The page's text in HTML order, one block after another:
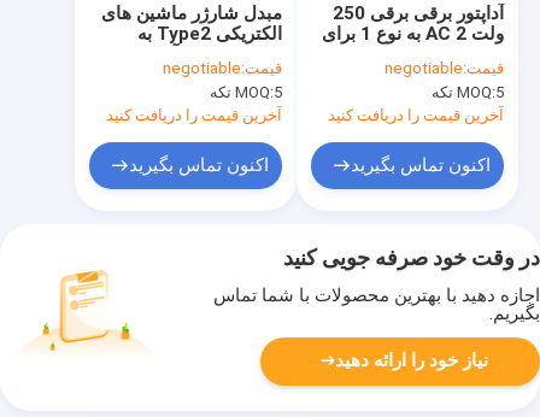
مبدل شارژر ماشین های
الکتریکی Type2 به
شارژر EV AC 250V
قیمت:negotiable
MOQ:5 تکه
آخرین قیمت را دریافت کنید
اکنون تماس بگیرید
آداپتور برقی برقی 250
ولت AC 2 به نوع 1 برای
کیلوواتی 32A
قیمت:negotiable
MOQ:5 تکه
آخرین قیمت را دریافت کنید
اکنون تماس بگیرید
در وقت خود صرفه جویی کنید
اجازه دهید با بهترین محصولات با شما تماس
بگیریم.
نیاز خود را ارائه دهید